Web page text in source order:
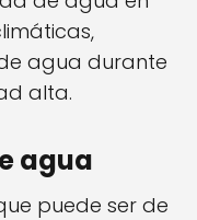
agua durante
alta.
agua
puede ser de